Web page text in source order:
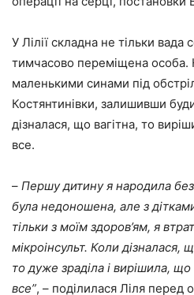
У Лілії складна не тільки
тимчасово переміщена
маленькими синами під
Костянтинівки, залишивши
дізналася, що вагітна, то
все.
– Першу дитину я народила
була недоношена, але з
тільки з моїм здоров’ям, я
мікроінсульт. Коли дізналася,
то дуже зраділа і вирішила,
все”, – поділилася Ліля перед